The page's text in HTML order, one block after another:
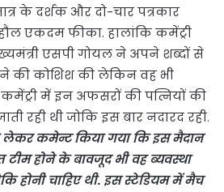
के दर्शक और दो-चार पत्रकार
एकदम फीका. हालांकि कमेंट्री
एसपी गोयल ने अपने शब्दों से
की कोशिश की लेकिन वह भी
में इन अफसरों की पत्नियों की
रही थी जोकि इस बार नदारद रही.
लेकर कमेन्ट किया गया कि इस मैदान
होने के बावजूद भी वह ब्यवस्था
होनी चाहिए थी. इस स्टेडियम में मैच